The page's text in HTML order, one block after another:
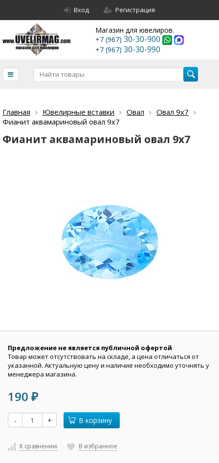
Вход Регистрация
Магазин для ювелиров.
+7 (967) 30-30-900
+7 (967) 30-30-990
Главная Ювелирные вставки Овал
Овал 9х7
Фианит аквамариновый овал 9х7
Фианит аквамариновый овал 9х7
Предложение не является публичной офертой
Товар может отсутствовать на складе, а цена отличаться от
указанной. Актуальную цену и наличие необходимо уточнять у
менеджера магазина.
190 ₽
- + В корзину
К сравнению В избранное